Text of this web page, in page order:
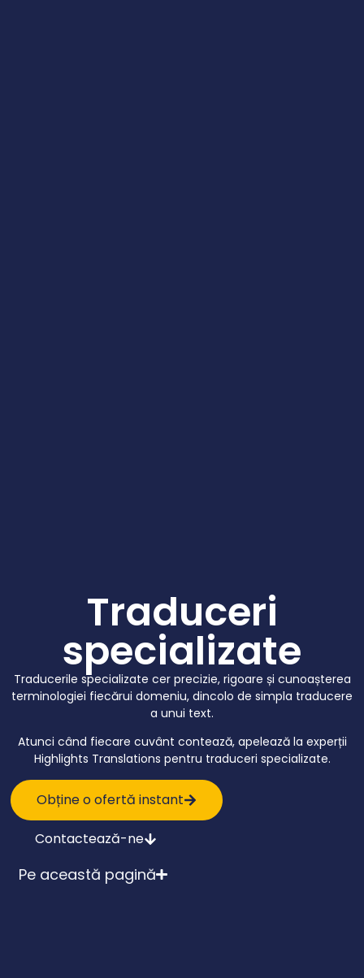
Traduceri
specializate
Traducerile specializate cer precizie, rigoare și cunoașterea
terminologiei fiecărui domeniu, dincolo de simpla traducere
a unui text.
Atunci când fiecare cuvânt contează, apelează la experții
Highlights Translations pentru traduceri specializate.
Obține o ofertă instant
Contactează-ne
Pe această pagină